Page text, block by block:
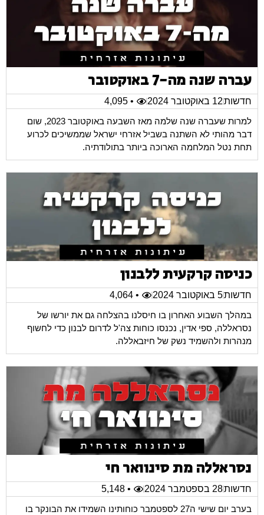
עברה שנה מה-7 באוקטובר
חדשות12 באוקטובר 2024
• 4,095
למרות שעברה שנה שלמה מאז השבעה באוקטובר 2023, שום
דבר מהותי לא השתנה בשביל אזרחי ישראל שממשיכים לכרוע
תחת נטל המלחמה הארוכה ביותר בתולודתיה.
כניסה קרקעית ללבנון
חדשות5 באוקטובר 2024
• 4,064
במהלך השבוע האחרון בו חיסלנו בהצלחה גם את יורשו של
נסראללה, ספי אדין, נכנסו כוחות צה'ל לדרום לבנון כדי לחשוף
מנהרות ולהשמיד נשק של חיזבאללה.
נסראללה מת סינוואר חי
חדשות28 בספטמבר 2024
• 5,148
בערב יום שישי ה27 לספטמבר כוחותינו השמידו את הבונקר בו